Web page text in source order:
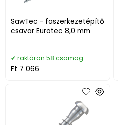
SawTec - faszerkezetépítő
csavar Eurotec 8,0 mm
raktáron 58 csomag
Ft 7 066